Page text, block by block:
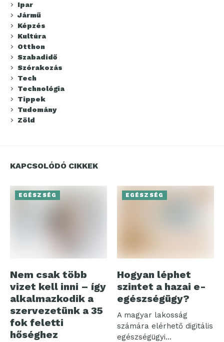
Ipar
Jármű
Képzés
Kultúra
Otthon
Szabadidő
Szórakozás
Tech
Technológia
Tippek
Tudomány
Zöld
KAPCSOLÓDÓ CIKKEK
EGÉSZSÉG
Nem csak több
vizet kell inni – így
alkalmazkodik a
szervezetünk a 35
fok feletti
hőséghez
EGÉSZSÉG
Hogyan léphet
szintet a hazai e-
egészségügy?
A magyar lakosság
számára elérhető digitális
egészségügyi